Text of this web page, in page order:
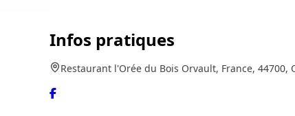
Infos pratiques
Restaurant l'Orée du Bois Orvault, France, 44700,